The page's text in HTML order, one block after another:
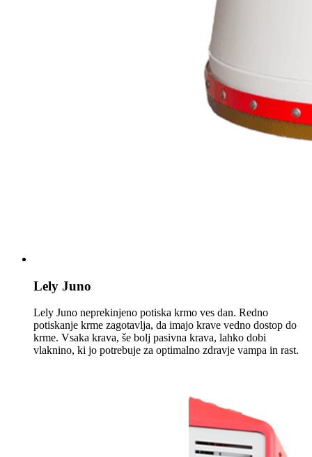
Lely Juno
Lely Juno neprekinjeno potiska krmo ves dan. Redno
potiskanje krme zagotavlja, da imajo krave vedno dostop do
krme. Vsaka krava, še bolj pasivna krava, lahko dobi
vlaknino, ki jo potrebuje za optimalno zdravje vampa in rast.